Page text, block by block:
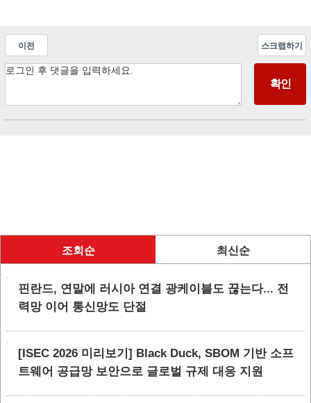
이전 스크랩하기
조회순 최신순
핀란드, 연말에 러시아 연결 광케이블도 끊는다... 전
력망 이어 통신망도 단절
[ISEC 2026 미리보기] Black Duck, SBOM 기반 소프
트웨어 공급망 보안으로 글로벌 규제 대응 지원